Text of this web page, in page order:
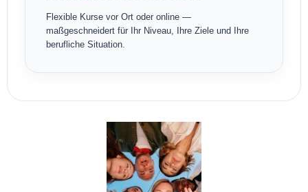
Flexible Kurse vor Ort oder online —
maßgeschneidert für Ihr Niveau, Ihre Ziele und Ihre
berufliche Situation.